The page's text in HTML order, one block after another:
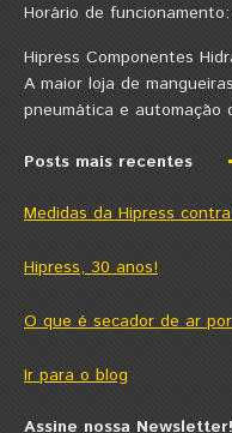
Horário de
Hipress Componentes
A maior loja de
pneumática e automação
Posts mais recentes
Medidas da Hipress
Hipress, 30 anos!
O que é secador de ar
Ir para o blog
Assine nossa Newsletter!